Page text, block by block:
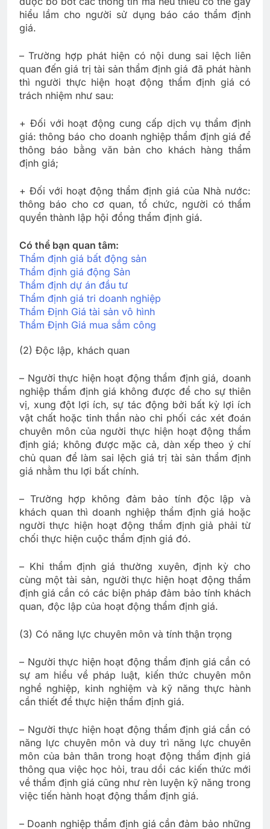
hiểu lầm cho người sử dụng báo cáo thẩm định
giá.
– Trường hợp phát hiện có nội dung sai lệch liên
quan đến giá trị tài sản thẩm định giá đã phát hành
thì người thực hiện hoạt động thẩm định giá có
trách nhiệm như sau:
+ Đối với hoạt động cung cấp dịch vụ thẩm định
giá: thông báo cho doanh nghiệp thẩm định giá để
thông báo bằng văn bản cho khách hàng thẩm
định giá;
+ Đối với hoạt động thẩm định giá của Nhà nước:
thông báo cho cơ quan, tổ chức, người có thẩm
quyền thành lập hội đồng thẩm định giá.
Có thể bạn quan tâm:
Thẩm định giá bất động sản
Thẩm định giá động Sản
Thẩm định dự án đầu tư
Thẩm định giá tri doanh nghiệp
Thẩm Định Giá tài sản vô hình
Thẩm Định Giá mua sắm công
(2) Độc lập, khách quan
– Người thực hiện hoạt động thẩm định giá, doanh
nghiệp thẩm định giá không được để cho sự thiên
vị, xung đột lợi ích, sự tác động bởi bất kỳ lợi ích
vật chất hoặc tinh thần nào chi phối các xét đoán
chuyên môn của người thực hiện hoạt động thẩm
định giá; không được mặc cả, dàn xếp theo ý chí
chủ quan để làm sai lệch giá trị tài sản thẩm định
giá nhằm thu lợi bất chính.
– Trường hợp không đảm bảo tính độc lập và
khách quan thì doanh nghiệp thẩm định giá hoặc
người thực hiện hoạt động thẩm định giả phải từ
chối thực hiện cuộc thẩm định giá đó.
– Khi thẩm định giá thường xuyên, định kỳ cho
cùng một tài sản, người thực hiện hoạt động thẩm
định giá cần có các biện pháp đảm bảo tính khách
quan, độc lập của hoạt động thẩm định giá.
(3) Có năng lực chuyên môn và tính thận trọng
– Người thực hiện hoạt động thẩm định giá cần có
sự am hiểu về pháp luật, kiến thức chuyên môn
nghề nghiệp, kinh nghiệm và kỹ năng thực hành
cần thiết để thực hiện thẩm định giá.
– Người thực hiện hoạt động thẩm định giá cần có
năng lực chuyên môn và duy trì năng lực chuyên
môn của bản thân trong hoạt động thẩm định giá
thông qua việc học hỏi, trau dồi các kiến thức mới
về thẩm định giá cũng như rèn luyện kỹ năng trong
việc tiến hành hoạt động thẩm định giá.
– Doanh nghiệp thẩm định giá cần đảm bảo những